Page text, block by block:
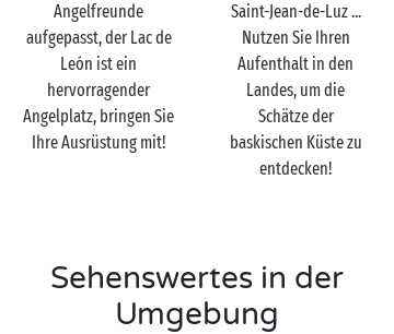
erstaunlicher Wasserlauf, der den Lac de Léon mit
dem Ozean verbindet. Dieses Naturreservat, das
zurecht den Beinamen „kleines Amazonien der
Landes“ trägt, offenbart außergewöhnliche
Landschaften, die Sie ans andere Ende der Welt
versetzen werden!
Angelfreunde
aufgepasst, der Lac de
León ist ein
hervorragender
Angelplatz, bringen Sie
Ihre Ausrüstung mit!
Saint-Jean-de-Luz ...
Nutzen Sie Ihren
Aufenthalt in den
Landes, um die
Schätze der
baskischen Küste zu
entdecken!
Sehenswertes in der
Umgebung